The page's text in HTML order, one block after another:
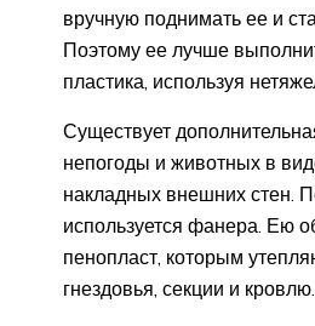
вручную поднимать ее и
Поэтому ее лучше
пластика, используя
Существует
непогоды и животных в
накладных внешних стен.
используется фанера. Ею
пенопласт, которым
гнездовья, секции и кровлю.